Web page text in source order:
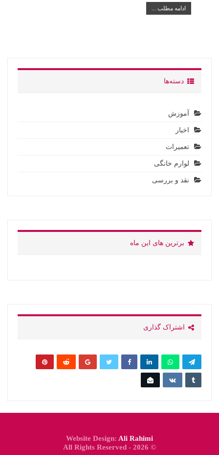
ادامه مطلب ...
دسته‌ها
آموزش
اخبار
تعمیرات
لوارم خانگی
نقد و بررسی
برترین های این ماه
اشتراک گذاری
Website Design: Ali Rahimi
© 2026 - All Rights Reserved